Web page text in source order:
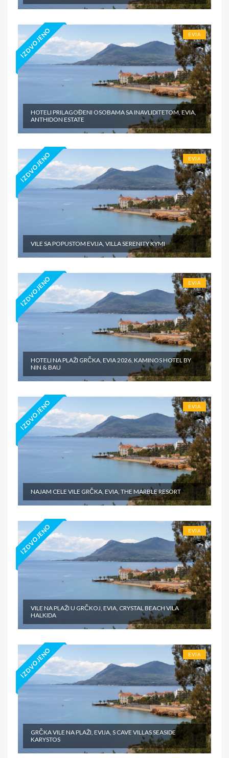
IZDVOJENO EVIA
HOTELI PRILAGOĐENI OSOBAMA SA INAVLIDITETOM, EVIA,
ANTHIDON ESTATE
IZDVOJENO EVIA
VILE SA POPUSTOM EVIJA, VILLA SERENITY KYMI
IZDVOJENO EVIA
HOTELI NA PLAŽI GRČKA, EVIA 2026, KAMINOS HOTEL BY
NIN & BAU
IZDVOJENO EVIA
NAJAM CELE VILE GRČKA, EVIA, THE MARBLE RESORT
IZDVOJENO EVIA
VILE NA PLAŽI U GRČKOJ, EVIA, CRYSTAL BEACH VILA
HALKIDA
IZDVOJENO EVIA
GRČKA VILE NA PLAŽI, EVIJA, S CAVE VILLAS SEASIDE
KARYSTOS